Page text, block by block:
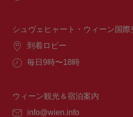
間：
シュヴェヒャート・ウィーン国際
場
到着ロビー
営
間：
毎日9時〜18時
ウィーン観光＆宿泊案内
E
info@wien.info